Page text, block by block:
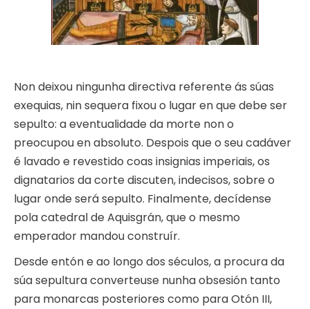
Non deixou ningunha directiva referente ás súas
exequias, nin sequera fixou o lugar en que debe ser
sepulto: a eventualidade da morte non o
preocupou en absoluto. Despois que o seu cadáver
é lavado e revestido coas insignias imperiais, os
dignatarios da corte discuten, indecisos, sobre o
lugar onde será sepulto. Finalmente, decídense
pola catedral de Aquisgrán, que o mesmo
emperador mandou construír.
Desde entón e ao longo dos séculos, a procura da
súa sepultura converteuse nunha obsesión tanto
para monarcas posteriores como para Otón III,